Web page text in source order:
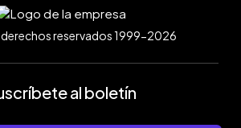
reservados 1999-2026
al boletín